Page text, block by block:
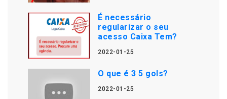
É necessário
regularizar o seu
acesso Caixa Tem?
2022-01-25
O que é 3 5 gols?
2022-01-25